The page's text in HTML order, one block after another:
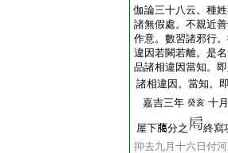
伽論三十八云。種
諸無假處。不親近
作意。數習諸邪行
違因若闕若離。是
品諸相違因當知。
諸相違因。當知。
嘉吉三年 癸亥 十
屋下﨟分之
終寫
抑去九月十六日付